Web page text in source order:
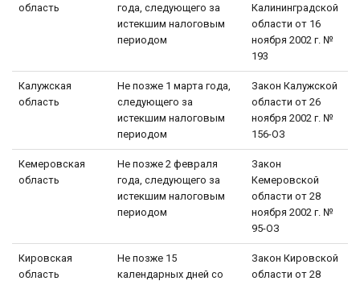
область
года, следующего за
истекшим налоговым
периодом
Калининградской
области от 16
ноября 2002 г. №
193
Калужская
область
Не позже 1 марта года,
следующего за
истекшим налоговым
периодом
Закон Калужской
области от 26
ноября 2002 г. №
156-ОЗ
Кемеровская
область
Не позже 2 февраля
года, следующего за
истекшим налоговым
периодом
Закон
Кемеровской
области от 28
ноября 2002 г. №
95-ОЗ
Кировская
область
Не позже 15
календарных дней со
Закон Кировской
области от 28